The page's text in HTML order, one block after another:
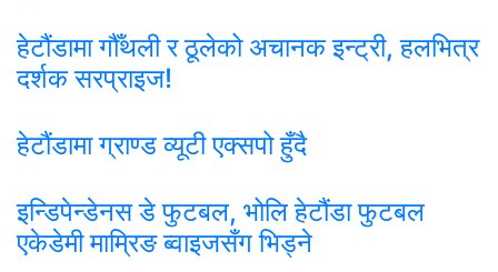
हेटौंडामा गौँथली र ठूलेको अचानक इन्ट्री, हलभित्र
दर्शक सरप्राइज!
हेटौंडामा ग्राण्ड व्यूटी एक्सपो हुँदै
इन्डिपेन्डेनस डे फुटबल, भोलि हेटौंडा फुटबल
एकेडेमी माम्रिङ ब्वाइजसँग भिड्ने